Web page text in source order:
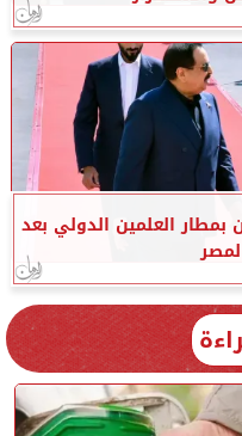
العلمين الدولي بعد
لمصر